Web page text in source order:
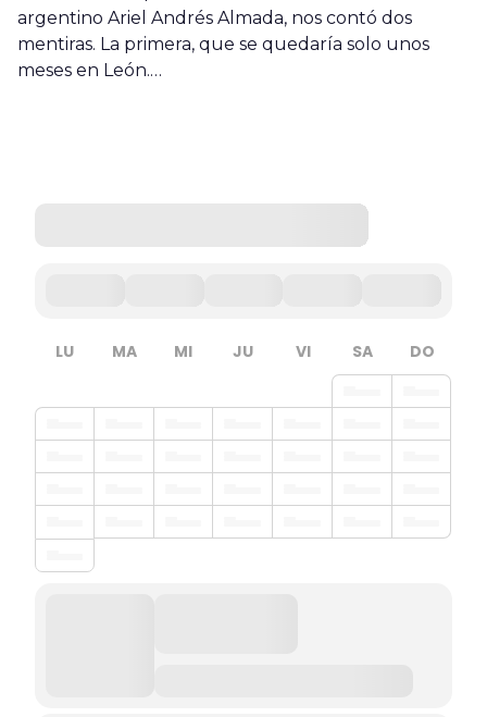
argentino Ariel Andrés Almada, nos contó dos
mentiras. La primera, que se quedaría solo unos
meses en León.…
LU MA MI JU VI SA DO